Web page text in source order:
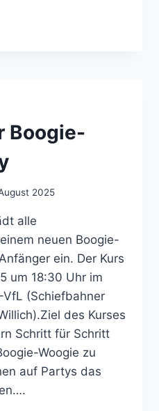
Boogie-
2025
alle
neuen Boogie-
ein. Der Kurs
um 18:30 Uhr im
VfL (Schiefbahner
des Kurses
Schritt für Schritt
Woogie zu
auf Partys das